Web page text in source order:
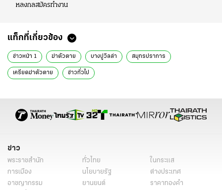
หลงกลสมัครทำงาน
แท็กที่เกี่ยวข้อง
ข่าวหน้า 1 ฆ่าตัวตาย บางปูวิลล่า สมุทรปราการ
เครียดฆ่าตัวตาย ข่าวทั่วไป
ข่าว
พระราชสำนัก ทั่วไทย
ในกระแส
การเมือง
นโยบายรัฐ
ต่างประเทศ
อาชญากรรม
ยานยนต์
ราคาทองคำ